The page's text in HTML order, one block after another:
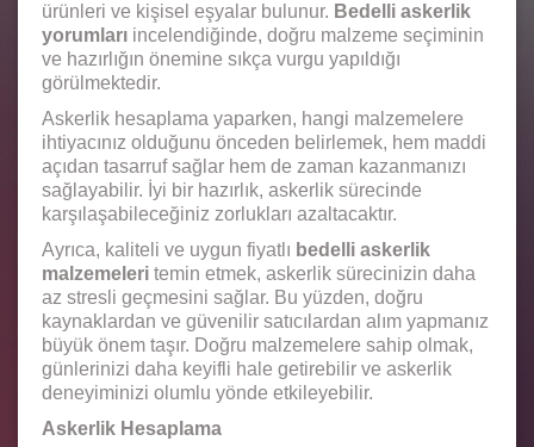
ürünleri ve kişisel eşyalar bulunur. Bedelli askerlik
yorumları incelendiğinde, doğru malzeme seçiminin
ve hazırlığın önemine sıkça vurgu yapıldığı
görülmektedir.
Askerlik hesaplama yaparken, hangi malzemelere
ihtiyacınız olduğunu önceden belirlemek, hem maddi
açıdan tasarruf sağlar hem de zaman kazanmanızı
sağlayabilir. İyi bir hazırlık, askerlik sürecinde
karşılaşabileceğiniz zorlukları azaltacaktır.
Ayrıca, kaliteli ve uygun fiyatlı bedelli askerlik
malzemeleri temin etmek, askerlik sürecinizin daha
az stresli geçmesini sağlar. Bu yüzden, doğru
kaynaklardan ve güvenilir satıcılardan alım yapmanız
büyük önem taşır. Doğru malzemelere sahip olmak,
günlerinizi daha keyifli hale getirebilir ve askerlik
deneyiminizi olumlu yönde etkileyebilir.
Askerlik Hesaplama